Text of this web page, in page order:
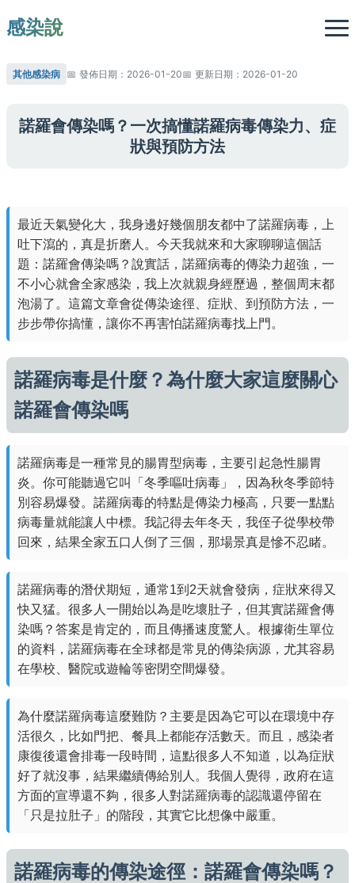
感染說
其他感染病 發佈日期：2026-01-20 更新日期：2026-01-20
諾羅會傳染嗎？一次搞懂諾羅病毒傳染力、症
狀與預防方法
最近天氣變化大，我身邊好幾個朋友都中了諾羅病毒，上
吐下瀉的，真是折磨人。今天我就來和大家聊聊這個話
題：諾羅會傳染嗎？說實話，諾羅病毒的傳染力超強，一
不小心就會全家感染，我上次就親身經歷過，整個周末都
泡湯了。這篇文章會從傳染途徑、症狀、到預防方法，一
步步帶你搞懂，讓你不再害怕諾羅病毒找上門。
諾羅病毒是什麼？為什麼大家這麼關心
諾羅會傳染嗎
諾羅病毒是一種常見的腸胃型病毒，主要引起急性腸胃
炎。你可能聽過它叫「冬季嘔吐病毒」，因為秋冬季節特
別容易爆發。諾羅病毒的特點是傳染力極高，只要一點點
病毒量就能讓人中標。我記得去年冬天，我侄子從學校帶
回來，結果全家五口人倒了三個，那場景真是慘不忍睹。
諾羅病毒的潛伏期短，通常1到2天就會發病，症狀來得又
快又猛。很多人一開始以為是吃壞肚子，但其實諾羅會傳
染嗎？答案是肯定的，而且傳播速度驚人。根據衛生單位
的資料，諾羅病毒在全球都是常見的傳染病源，尤其容易
在學校、醫院或遊輪等密閉空間爆發。
為什麼諾羅病毒這麼難防？主要是因為它可以在環境中存
活很久，比如門把、餐具上都能存活數天。而且，感染者
康復後還會排毒一段時間，這點很多人不知道，以為症狀
好了就沒事，結果繼續傳給別人。我個人覺得，政府在這
方面的宣導還不夠，很多人對諾羅病毒的認識還停留在
「只是拉肚子」的階段，其實它比想像中嚴重。
諾羅病毒的傳染途徑：諾羅會傳染嗎？